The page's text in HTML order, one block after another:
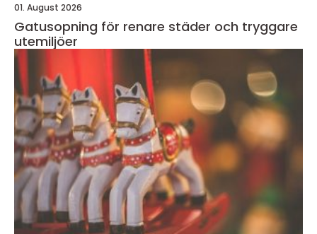
01. August 2026
Gatusopning för renare städer och tryggare
utemiljöer